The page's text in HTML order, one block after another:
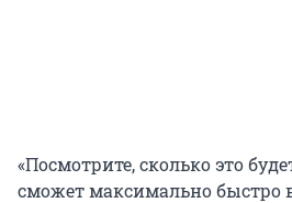
«Посмотрите, сколько это
сможет максимально быстро